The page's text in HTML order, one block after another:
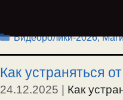
Рубрики
Видеоролики-2026,
Как устраняться
24.12.2025 | Как